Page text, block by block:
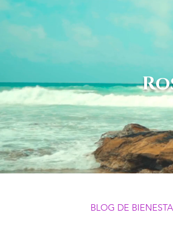
-
BLOG DE